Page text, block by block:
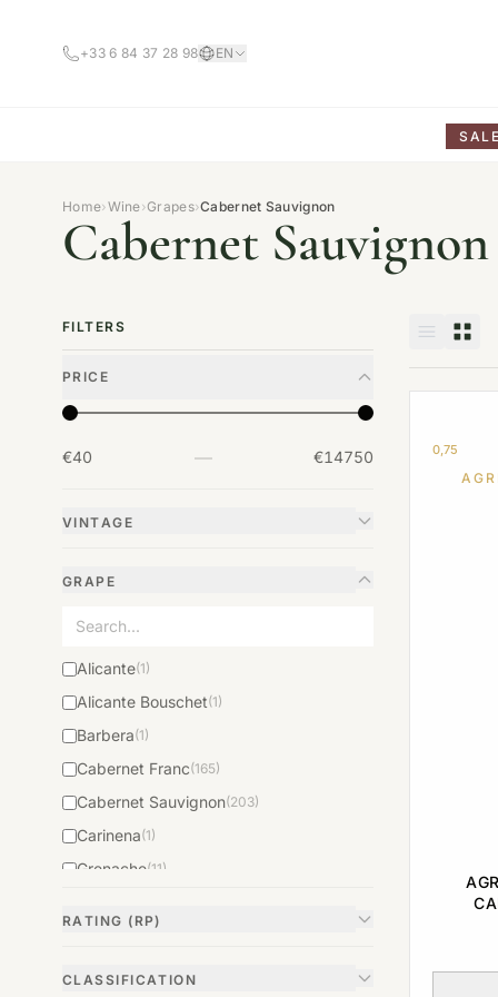
+33 6 84 37 28 98 EN
SALE
Home›Wine›Grapes›Cabernet Sauvignon
Cabernet
FILTERS
PRICE
€40 — €14750
VINTAGE
GRAPE
Alicante(1)
Alicante Bouschet(1)
Barbera(1)
Cabernet Franc(165)
Cabernet Sauvignon(203)
Carinena(1)
Grenache(11)
RATING (RP)
CLASSIFICATION
0,75